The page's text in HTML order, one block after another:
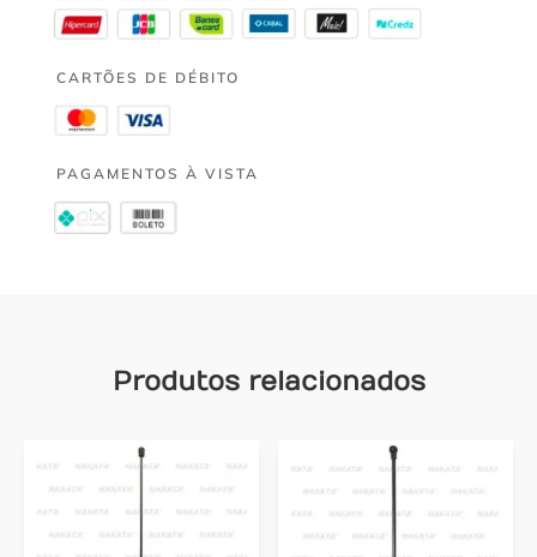
CARTÕES DE DÉBITO
PAGAMENTOS À VISTA
Produtos relacionados